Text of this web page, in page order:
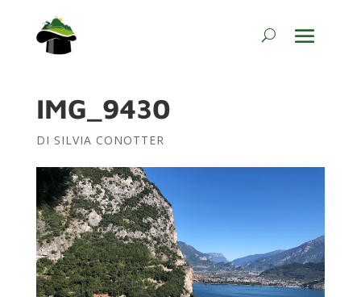
IMG_9430
DI SILVIA CONOTTER